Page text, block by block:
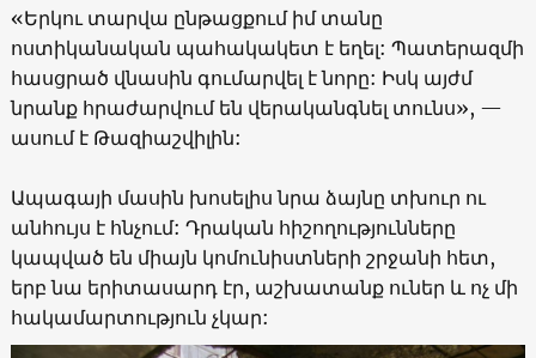
«Երկու տարվա ընթացքում իմ տանը
ոստիկանական պահակակետ է եղել: Պատերազմի
հասցրած վնասին գումարվել է նորը: Իսկ այժմ
նրանք հրաժարվում են վերականգնել տունս», —
ասում է Թազիաշվիլին:
Ապագայի մասին խոսելիս նրա ձայնը տխուր ու
անհույս է հնչում: Դրական հիշողությունները
կապված են միայն կոմունիստների շրջանի հետ,
երբ նա երիտասարդ էր, աշխատանք ուներ և ոչ մի
հակամարտություն չկար: